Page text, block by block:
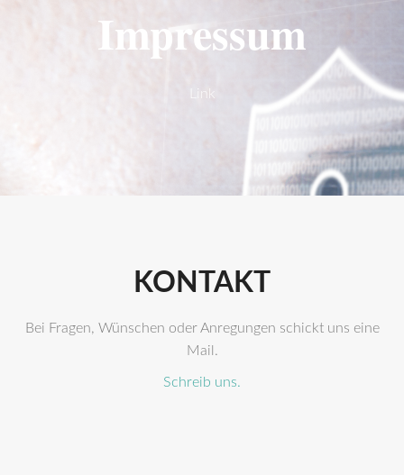
Impressum
Link
KONTAKT
Bei Fragen, Wünschen oder Anregungen schickt uns eine
Mail.
Schreib uns.